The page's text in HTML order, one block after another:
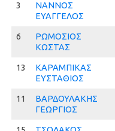
3
6
13
11
3
ΝΑΝΝΟΣ
ΕΥΑΓΓΕΛΟΣ
6
ΡΩΜΟΣΙΟΣ
ΚΩΣΤΑΣ
13
ΚΑΡΑΜΠΙΚΑΣ
ΕΥΣΤΑΘΙΟΣ
11
ΒΑΡΔΟΥΛΑΚΗΣ
ΓΕΩΡΓΙΟΣ